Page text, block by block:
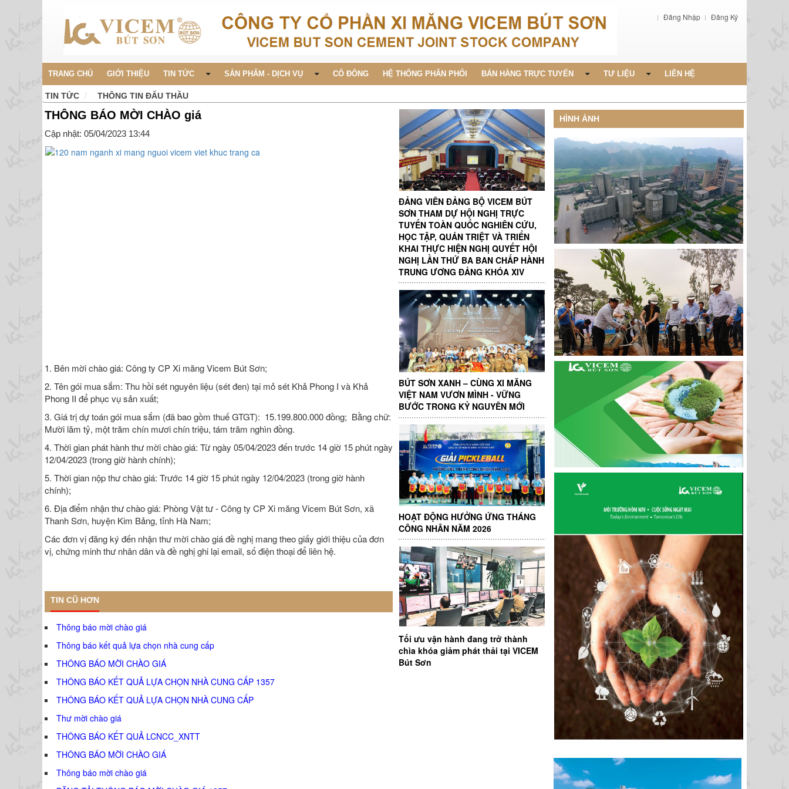
Đăng Nhập Đăng Ký
TRANG CHỦ GIỚI THIỆU TIN TỨC SẢN PHẨM - DỊCH VỤ CỔ ĐÔNG HỆ THỐNG PHÂN PHỐI BÁN HÀNG TRỰC TUYẾN TƯ LIỆU LIÊN HỆ
TIN TỨC THÔNG TIN ĐẤU THẦU
THÔNG BÁO MỜI CHÀO giá
Cập nhật: 05/04/2023 13:44
1. Bên mời chào giá: Công ty CP Xi măng Vicem Bút Sơn;
2. Tên gói mua sắm: Thu hồi sét nguyên liệu (sét đen) tại mỏ sét Khả Phong I và Khả
Phong II để phục vụ sản xuất;
3. Giá trị dự toán gói mua sắm (đã bao gồm thuế GTGT): 15.199.800.000 đồng; Bằng chữ:
Mười lăm tỷ, một trăm chín mươi chín triệu, tám trăm nghìn đồng.
4. Thời gian phát hành thư mời chào giá: Từ ngày 05/04/2023 đến trước 14 giờ 15 phút ngày
12/04/2023 (trong giờ hành chính);
5. Thời gian nộp thư chào giá: Trước 14 giờ 15 phút ngày 12/04/2023 (trong giờ hành
chính);
6. Địa điểm nhận thư chào giá: Phòng Vật tư - Công ty CP Xi măng Vicem Bút Sơn, xã
Thanh Sơn, huyện Kim Bảng, tỉnh Hà Nam;
Các đơn vị đăng ký đến nhận thư mời chào giá đề nghị mang theo giấy giới thiệu của đơn
vị, chứng minh thư nhân dân và đề nghị ghi lại email, số điện thoại để liên hệ.
TIN CŨ HƠN
Thông báo mời chào giá
Thông báo kết quả lựa chọn nhà cung cấp
THÔNG BÁO MỜI CHÀO GIÁ
THÔNG BÁO KẾT QUẢ LỰA CHỌN NHÀ CUNG CẤP 1357
THÔNG BÁO KẾT QUẢ LỰA CHỌN NHÀ CUNG CẤP
Thư mời chào giá
THÔNG BÁO KẾT QUẢ LCNCC_XNTT
THÔNG BÁO MỜI CHÀO GIÁ
Thông báo mời chào giá
ĐẢNG VIÊN ĐẢNG BỘ VICEM BÚT
SƠN THAM DỰ HỘI NGHỊ TRỰC
TUYẾN TOÀN QUỐC NGHIÊN CỨU,
HỌC TẬP, QUÁN TRIỆT VÀ TRIỂN
KHAI THỰC HIỆN NGHỊ QUYẾT HỘI
NGHỊ LẦN THỨ BA BAN CHẤP HÀNH
TRUNG ƯƠNG ĐẢNG KHÓA XIV
BÚT SƠN XANH – CÙNG XI MĂNG
VIỆT NAM VƯƠN MÌNH - VỮNG
BƯỚC TRONG KỶ NGUYÊN MỚI
HOẠT ĐỘNG HƯỞNG ỨNG THÁNG
CÔNG NHÂN NĂM 2026
Tối ưu vận hành đang trở thành
chìa khóa giảm phát thải tại VICEM
Bút Sơn
HÌNH ẢNH